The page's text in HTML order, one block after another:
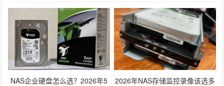
NAS企业硬盘怎么选？2026年5
2026年NAS存储监控录像该选多